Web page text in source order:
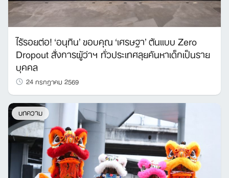
ไร้รอยต่อ! ‘อนุทิน’ ขอบคุณ ‘เศรษฐา’ ต้นแบบ Zero
Dropout สั่งการผู้ว่าฯ ทั่วประเทศลุยค้นหาเด็กเป็นราย
บุคคล
24 กรกฎาคม 2569
บทความ